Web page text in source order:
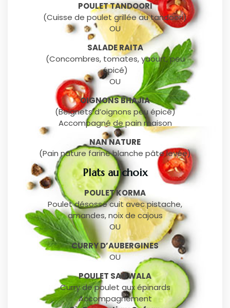
POULET TANDOORI
(Cuisse de poulet grillée au tandoori)
OU
SALADE RAITA
(Concombres, tomates, yaourt, peu
épicé)
OU
OIGNONS BHAJIA
(Beignets d’oignons peu épicé)
Accompagné de pain maison
NAN NATURE
(Pain nature farine blanche pâte levée)
Plats au choix
POULET KORMA
Poulet désossé cuit avec pistache,
amandes, noix de cajous
OU
CURRY D’AUBERGINES
OU
POULET SAGWALA
Curry de poulet aux épinards
Accompagnement